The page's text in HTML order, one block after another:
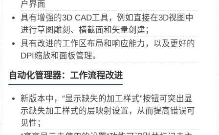
户界面
具有增强的3D CAD工具，例如直接在3D视图中
进行草图雕刻、横截面和矢量创建；
具有改进的工作区布局和响应能力，以及更好的
DPI缩放和面板管理。
自动化管理器：工作流程改进
新版本中，“显示缺失的加工样式”按钮可突出显
示缺失加工样式的层映射设置，从而提高错误可
见性；